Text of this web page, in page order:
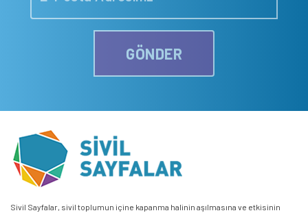
GÖNDER
Sivil Sayfalar, sivil toplumun içine kapanma halinin aşılmasına ve etkisinin